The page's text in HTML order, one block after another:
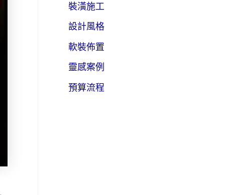
裝潢施工
設計風格
軟裝佈置
靈感案例
預算流程